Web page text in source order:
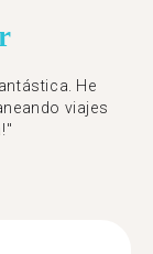
He
viajes